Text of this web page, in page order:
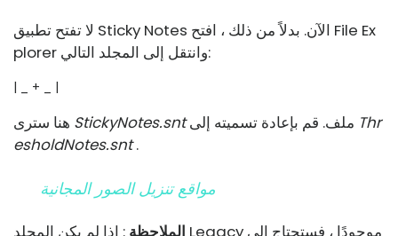
لا تفتح تطبيق Sticky Notes الآن. بدلاً من ذلك ، افتح File Ex
plorer وانتقل إلى المجلد التالي:
| _ + _ |
StickyNotes.snt
Thr
esholdNotes.snt.
مواقع تنزيل الصور المجانية
الملاحظة : إذا لم يكن المجلد Legacy موجودًا ، فستحتاج إلى